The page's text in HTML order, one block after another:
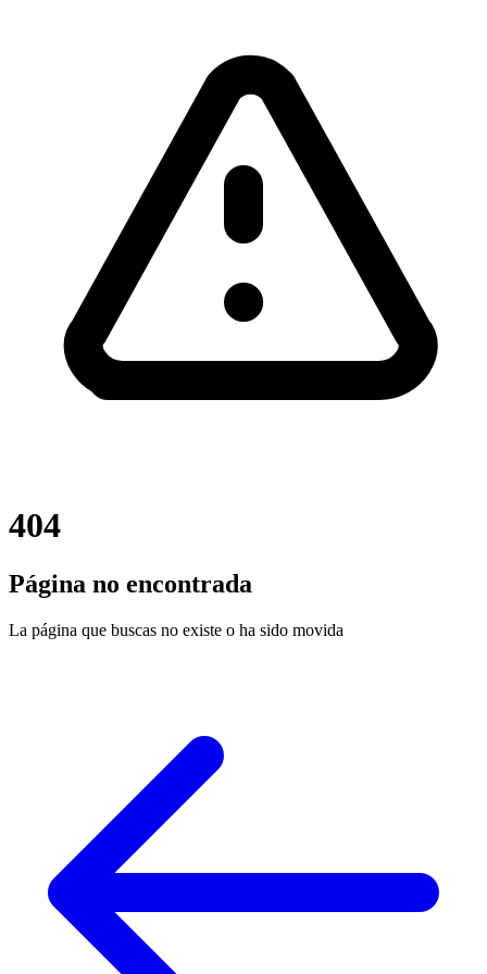
404
Página no encontrada
La página que buscas no existe o ha sido movida